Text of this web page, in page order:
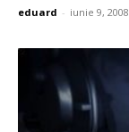
eduard - iunie 9, 2008